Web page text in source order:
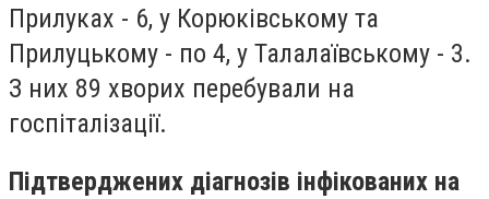
Прилуках - 6, у Корюківському та
Прилуцькому - по 4, у Талалаївському - 3.
З них 89 хворих перебували на
госпіталізації.
Підтверджених діагнозів інфікованих на